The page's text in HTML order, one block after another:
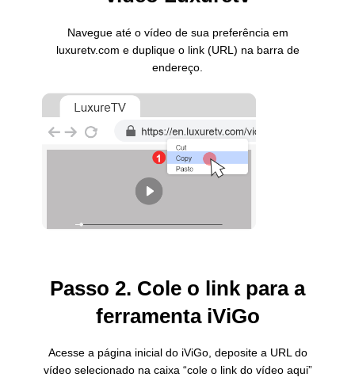
Navegue até o vídeo de sua preferência em
luxuretv.com e duplique o link (URL) na barra de
endereço.
Passo 2. Cole o link para a
ferramenta iViGo
Acesse a página inicial do iViGo, deposite a URL do
vídeo selecionado na caixa “cole o link do vídeo aqui”